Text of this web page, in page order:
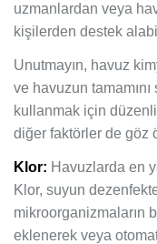
uzmanlardan veya
kişilerden destek
Unutmayın, havuz
ve havuzun
kullanmak için
diğer faktörler de göz
Klor: Havuzlarda en
Klor, suyun
mikroorganizmaların
eklenerek veya